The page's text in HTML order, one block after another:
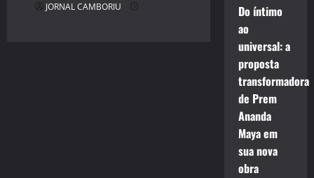
JORNAL CAMBORIU
Do íntimo
ao
universal: a
proposta
transformadora
de Prem
Ananda
Maya em
sua nova
obra